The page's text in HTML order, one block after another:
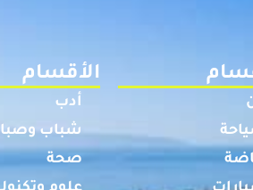
الأقسام
أدب
شباب
صحة